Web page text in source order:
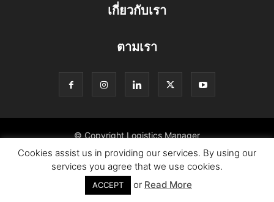
เกี่ยวกับเรา
ตามเรา
© Copyright Logistics Manager
Cookies assist us in providing our services. By using our
services you agree that we use cookies.
ACCEPT or Read More